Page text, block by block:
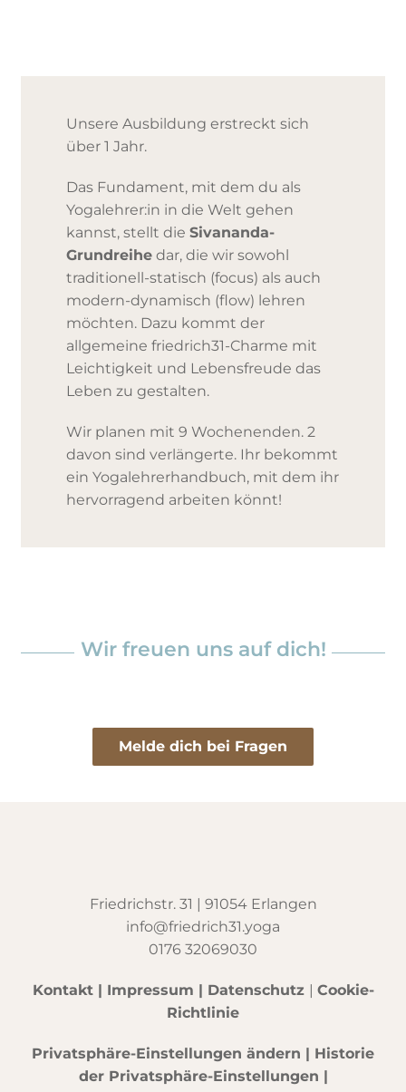
Unsere Ausbildung erstreckt sich
über 1 Jahr.
Das Fundament, mit dem du als
Yogalehrer:in in die Welt gehen
kannst, stellt dieSivananda-
Grundreihe dar, die wir sowohl
traditionell-statisch (focus) als auch
modern-dynamisch (flow) lehren
möchten. Dazu kommt der
allgemeine friedrich31-Charme mit
Leichtigkeit und Lebensfreude das
Leben zu gestalten.
Wir planen mit 9 Wochenenden. 2
davon sind verlängerte. Ihr bekommt
ein Yogalehrerhandbuch, mit dem ihr
hervorragend arbeiten könnt!
Wir freuen uns auf dich!
Melde dich bei Fragen
Friedrichstr. 31 | 91054 Erlangen
info@friedrich31.yoga
0176 32069030
Kontakt| Impressum | Datenschutz | Cookie-
Richtlinie
Privatsphäre-Einstellungen ändern | Historie
der Privatsphäre-Einstellungen |